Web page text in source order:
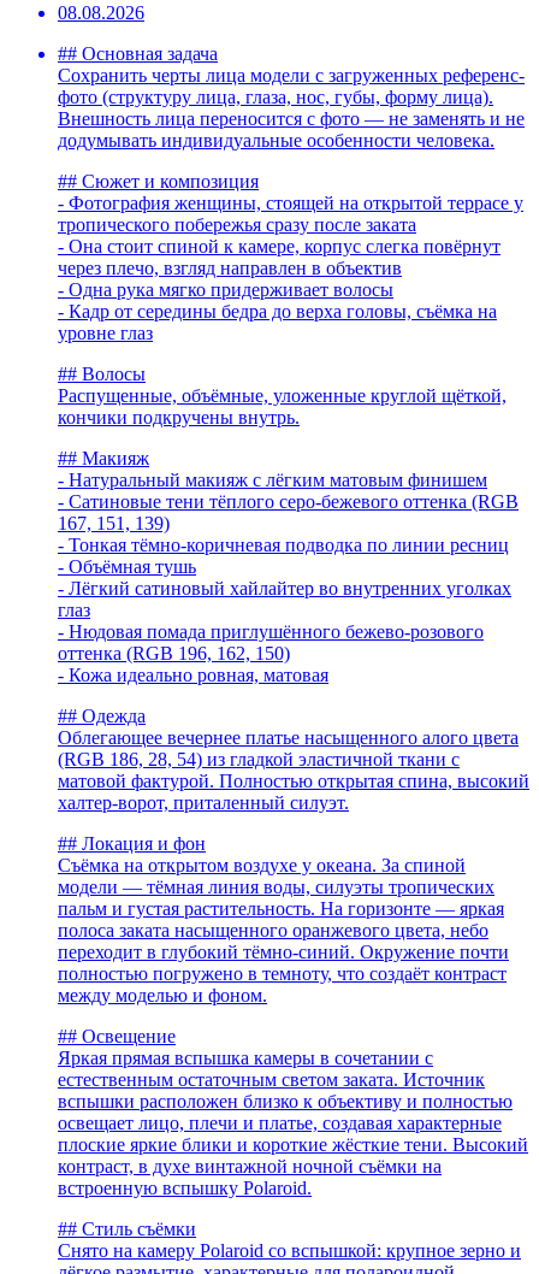
08.08.2026
## Основная задача
Сохранить черты лица модели с загруженных референс-
фото (структуру лица, глаза, нос, губы, форму лица).
Внешность лица переносится с фото — не заменять и не
додумывать индивидуальные особенности человека.
## Сюжет и композиция
- Фотография женщины, стоящей на открытой террасе у
тропического побережья сразу после заката
- Она стоит спиной к камере, корпус слегка повёрнут
через плечо, взгляд направлен в объектив
- Одна рука мягко придерживает волосы
- Кадр от середины бедра до верха головы, съёмка на
уровне глаз
## Волосы
Распущенные, объёмные, уложенные круглой щёткой,
кончики подкручены внутрь.
## Макияж
- Натуральный макияж с лёгким матовым финишем
- Сатиновые тени тёплого серо-бежевого оттенка (RGB
167, 151, 139)
- Тонкая тёмно-коричневая подводка по линии ресниц
- Объёмная тушь
- Лёгкий сатиновый хайлайтер во внутренних уголках
глаз
- Нюдовая помада приглушённого бежево-розового
оттенка (RGB 196, 162, 150)
- Кожа идеально ровная, матовая
## Одежда
Облегающее вечернее платье насыщенного алого цвета
(RGB 186, 28, 54) из гладкой эластичной ткани с
матовой фактурой. Полностью открытая спина, высокий
халтер-ворот, приталенный силуэт.
## Локация и фон
Съёмка на открытом воздухе у океана. За спиной
модели — тёмная линия воды, силуэты тропических
пальм и густая растительность. На горизонте — яркая
полоса заката насыщенного оранжевого цвета, небо
переходит в глубокий тёмно-синий. Окружение почти
полностью погружено в темноту, что создаёт контраст
между моделью и фоном.
## Освещение
Яркая прямая вспышка камеры в сочетании с
естественным остаточным светом заката. Источник
вспышки расположен близко к объективу и полностью
освещает лицо, плечи и платье, создавая характерные
плоские яркие блики и короткие жёсткие тени. Высокий
контраст, в духе винтажной ночной съёмки на
встроенную вспышку Polaroid.
## Стиль съёмки
Снято на камеру Polaroid со вспышкой: крупное зерно и